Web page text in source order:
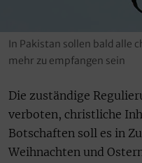
In Pakistan sollen bald alle
mehr zu empfangen sein
Die zuständige
verboten, christliche
Botschaften soll es in
Weihnachten und